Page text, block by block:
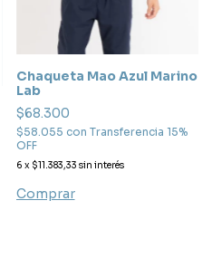
Chaqueta Mao Azul Marino
Lab
$68.300
$58.055 con Transferencia 15%
OFF
6 x $11.383,33 sin interés
Comprar